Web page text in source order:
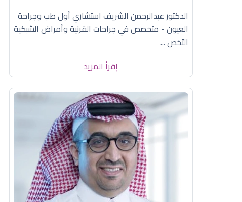
الدكتور عبدالرحمن الشريف استشاري أول طب وجراحة
العيون - متخصص في جراحات القرنية وأمراض الشبكية
التخص ...
إقرأ المزيد